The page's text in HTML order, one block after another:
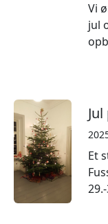
Vi
jul
Et